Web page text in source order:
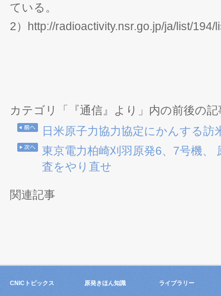
ている。
2）http://radioactivity.nsr.go.jp/ja/list/194/
カテゴリ「『通信』より」内の前後の記
日米原子力協力協定にかんする訪
東京電力柏崎刈羽原発6、7号機、
査をやり直せ
関連記事
CNICトピックス 原発きほん知識 ライブラリー